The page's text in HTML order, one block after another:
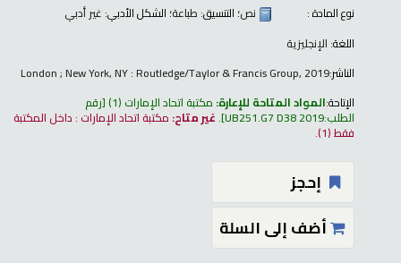
نوع المادة :
نص؛ التنسيق: طباعة؛ الشكل الأدبي: غير أدبي
اللغة: الإنجليزية
الناشر:London ; New York, NY : Routledge/Taylor & Francis Group, 2019
الإتاحة:المواد المتاحة للإعارة: مكتبة اتحاد الإمارات (1) رقم
الطلب:UB251.G7 D38 2019
.غير متاح: مكتبة اتحاد الإمارات : داخل المكتبة
فقط(1).
إحجز
أضف إلى السلة